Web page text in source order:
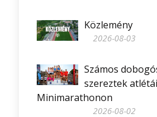
Közlemény
2026-08-03
Számos
szereztek
Minimarathonon
2026-08-02